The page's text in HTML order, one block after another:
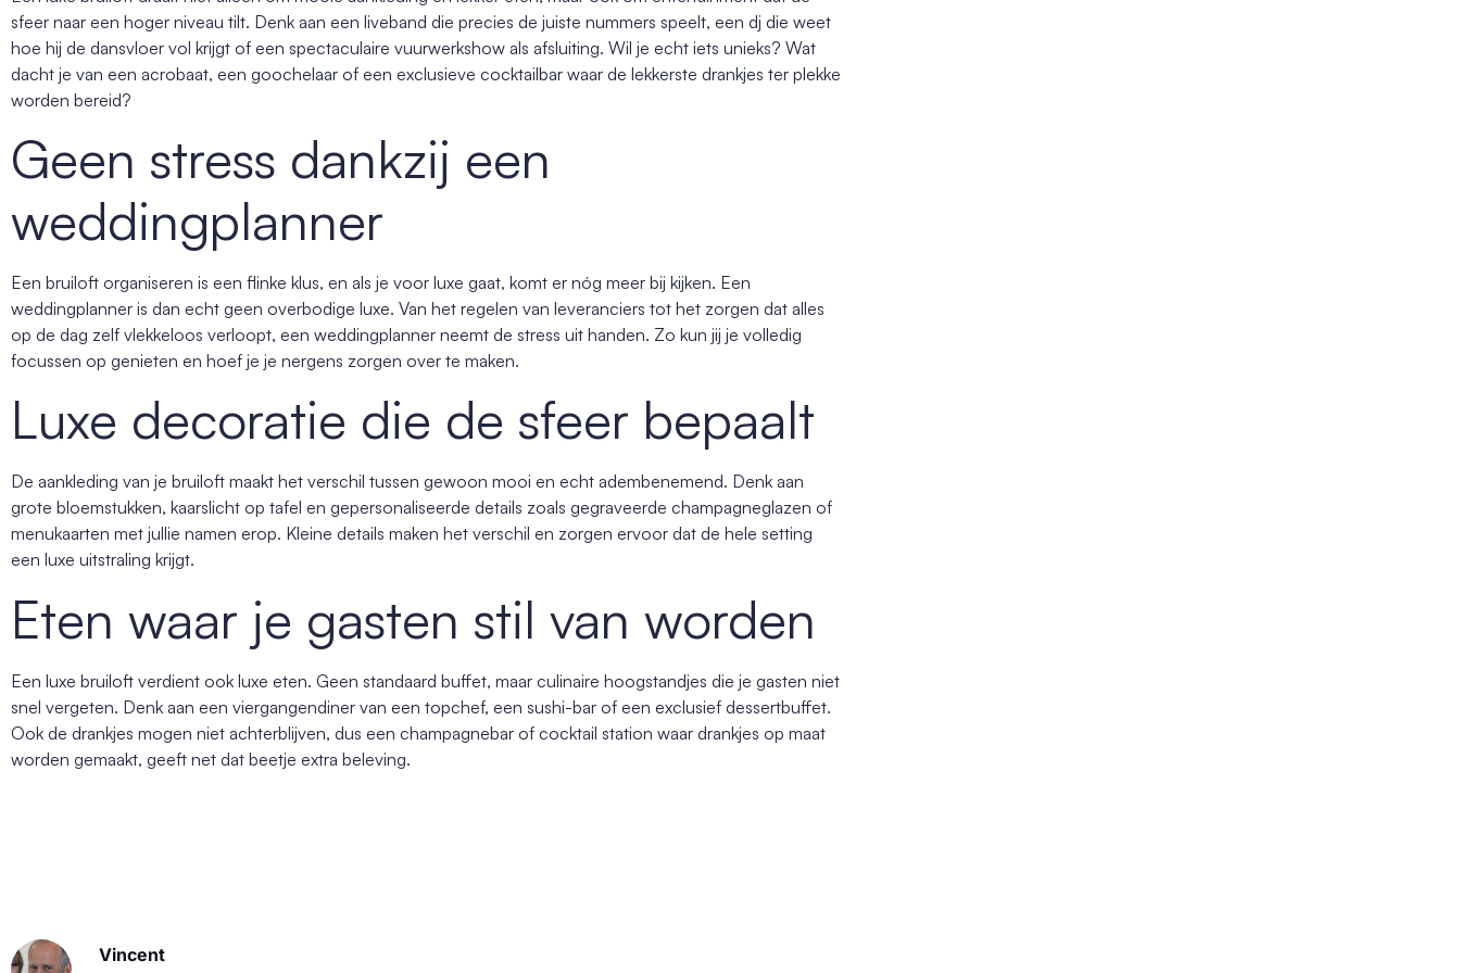
sfeer naar een hoger niveau tilt. Denk aan een liveband die precies de juiste nummers speelt, een dj die weet
hoe hij de dansvloer vol krijgt of een spectaculaire vuurwerkshow als afsluiting. Wil je echt iets unieks? Wat
dacht je van een acrobaat, een goochelaar of een exclusieve cocktailbar waar de lekkerste drankjes ter plekke
worden bereid?
Geen stress dankzij een
weddingplanner
Een bruiloft organiseren is een flinke klus, en als je voor luxe gaat, komt er nóg meer bij kijken. Een
weddingplanner is dan echt geen overbodige luxe. Van het regelen van leveranciers tot het zorgen dat alles
op de dag zelf vlekkeloos verloopt, een weddingplanner neemt de stress uit handen. Zo kun jij je volledig
focussen op genieten en hoef je je nergens zorgen over te maken.
Luxe decoratie die de sfeer bepaalt
De aankleding van je bruiloft maakt het verschil tussen gewoon mooi en echt adembenemend. Denk aan
grote bloemstukken, kaarslicht op tafel en gepersonaliseerde details zoals gegraveerde champagneglazen of
menukaarten met jullie namen erop. Kleine details maken het verschil en zorgen ervoor dat de hele setting
een luxe uitstraling krijgt.
Eten waar je gasten stil van worden
Een luxe bruiloft verdient ook luxe eten. Geen standaard buffet, maar culinaire hoogstandjes die je gasten niet
snel vergeten. Denk aan een viergangendiner van een topchef, een sushi-bar of een exclusief dessertbuffet.
Ook de drankjes mogen niet achterblijven, dus een champagnebar of cocktail station waar drankjes op maat
worden gemaakt, geeft net dat beetje extra beleving.
Vincent